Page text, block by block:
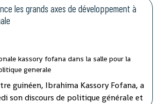
les grands axes de développement à
guinéen, Ibrahima Kassory Fofana, a
son discours de politique générale et